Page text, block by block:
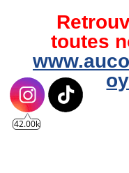
toutes
42.00k